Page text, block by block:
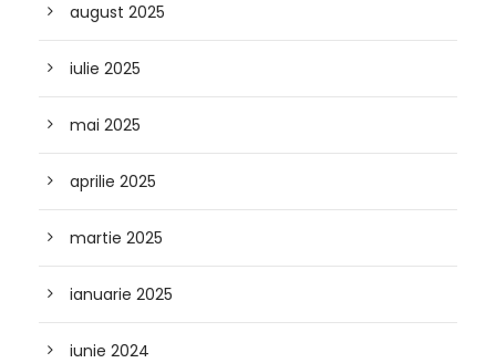
august 2025
iulie 2025
mai 2025
aprilie 2025
martie 2025
ianuarie 2025
iunie 2024